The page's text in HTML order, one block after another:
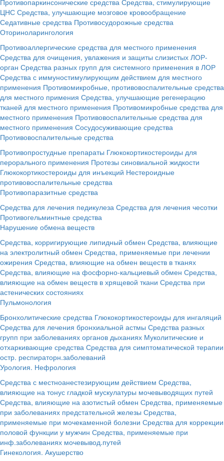
ЦНС Средства, улучшающие мозговое кровообращение
Седативные средства Противосудорожные средства
Оториноларингология
Противоаллергические средства для местного применения
Средства для очищения, увлажения и защиты слизистых ЛОР-
орган Средства разных групп для системного применения в ЛОР
Средства с иммуностимулирующим действием для местного
применения Противомикробные, противовоспалительные средства
для местного примения Средства, улучшающие регенерацию
тканей для местного применения Противомикробные средства для
местного применения Противовоспалительные средства для
местного применения Сосудосуживающие средства
Противовоспалительные средства
Противопростудные препараты Глюкокортикостероиды для
перорального применения Протезы синовиальной жидкости
Глюкокортикостероиды для инъекций Нестероидные
противовоспалительные средства
Противопаразитные средства
Средства для лечения педикулеза Средства для лечения чесотки
Противогельминтные средства
Нарушение обмена веществ
Средства, корригирующие липидный обмен Средства, влияющие
на электролитный обмен Средства, применяемые при лечении
ожирения Средства, влияющие на обмен веществ в тканях
Средства, влияющие на фосфорно-кальциевый обмен Средства,
влияющие на обмен веществ в хрящевой ткани Средства при
астенических состояниях
Пульмонология
Бронхолитические средства Глюкокортикостероиды для ингаляций
Средства для лечения бронхиальной астмы Средства разных
групп при заболеваниях органов дыханиях Муколитические и
отхаркивающие средства Средства для симптоматической терапии
остр. респираторн.заболеваний
Урология. Нефрология
Средства с местноанестезирующим действием Средства,
влияющие на тонус гладкой мускулатуры мочевыводящих путей
Средства, влияющие на азотистый обмен Средства, применяемые
при заболеваниях предстательной железы Средства,
применяемые при мочекаменной болезни Средства для коррекции
половой функции у мужчин Средства, применяемые при
инф.заболеваниях мочевывод.путей
Гинекология. Акушерство